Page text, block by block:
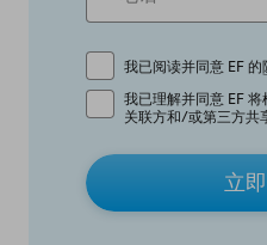
我已阅读并同意 EF 的
我已理解并同意 EF 将
关联方和/或第三方共
立